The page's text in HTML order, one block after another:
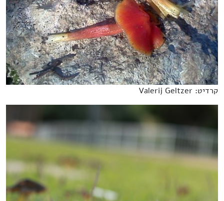
קרדיט: Valerij Geltzer